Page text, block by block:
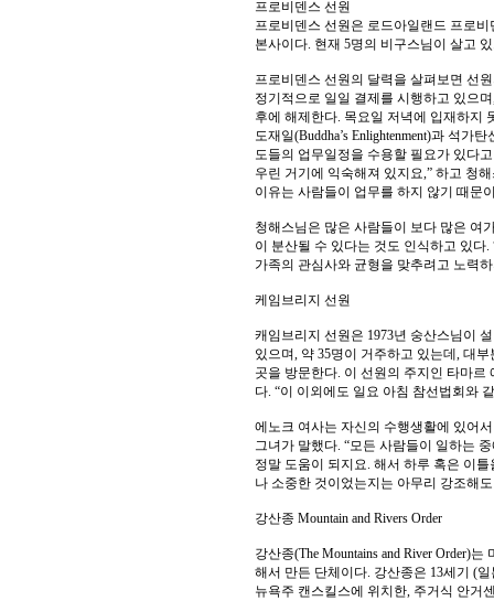
프로비덴스 선원
프로비덴스 선원은 로드아일랜드 프로비
본사이다. 현재 5명의 비구스님이 살고
프로비덴스 선원의 달력을 살펴보면 선
정기적으로 일일 결제를 시행하고 있으
후에 해제한다. 목요일 저녁에 입재하지
도재일(Buddha’s Enlightenment)과 석
도들의 업무일정을 수용할 필요가 있다
우린 거기에 익숙해져 있지요,” 하고 청
이유는 사람들이 업무를 하지 않기 때문
청해스님은 많은 사람들이 보다 많은 여
이 분산될 수 있다는 것도 인식하고 있
가족의 관심사와 균형을 맞추려고 노력
케임브리지 선원
캐임브리지 선원은 1973년 숭산스님이
있으며, 약 35명이 거주하고 있는데, 대
곳을 방문한다. 이 선원의 주지인 타마
다. “이 이외에도 일요 아침 참선법회와
에노크 여사는 자신의 수행생활에 있어
그녀가 말했다. “모든 사람들이 일하는
정말 도움이 되지요. 해서 하루 혹은 이
나 소중한 것이었는지는 아무리 강조해
강산종 Mountain and Rivers Order
강산종(The Mountains and River Order)
해서 만든 단체이다. 강산종은 13세기 (
뉴욕주 캔스킬스에 위치한, 주거식 안거